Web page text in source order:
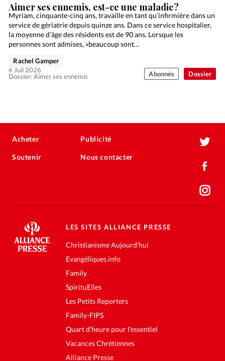
Dossier
Aimer ses ennemis, est-ce une maladie?
Myriam, cinquante-cinq ans, travaille en tant qu’infirmière dans un
service de gériatrie depuis quinze ans. Dans ce service hospitalier,
la moyenne d’âge des résidents est de 90 ans. Lorsque les
personnes sont admises, «beaucoup sont…
Dossier: Aimer ses ennemis
Rachel Gamper
6 Juil 2026
Abonnés
Acheter
Soutenir
Publicité
Nous contacter
LES SITES ALLIANCE PRESSE
Christianisme Aujourd'hui
Evangéliques.info
Family
SpirituElles
Les Petits Reporters
Family-FIPS
Quart d'heure pour l'essentiel
Vacances Chrétiennes
Alliance Presse